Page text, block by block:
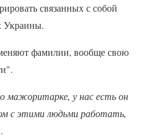
связанных с собой
Украины.
фамилии, вообще свою
мажоритарке, у нас есть он
с этими людьми работать,